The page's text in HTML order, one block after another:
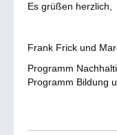
Es grüßen herzlich,
Frank Frick und
Programm
Programm Bildung